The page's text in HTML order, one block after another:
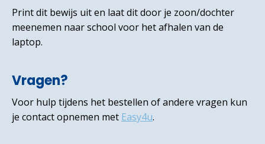
Print dit bewijs uit en laat dit door je zoon/dochter
meenemen naar school voor het afhalen van de
laptop.
Vragen?
Voor hulp tijdens het bestellen of andere vragen kun
je contact opnemen met Easy4u.